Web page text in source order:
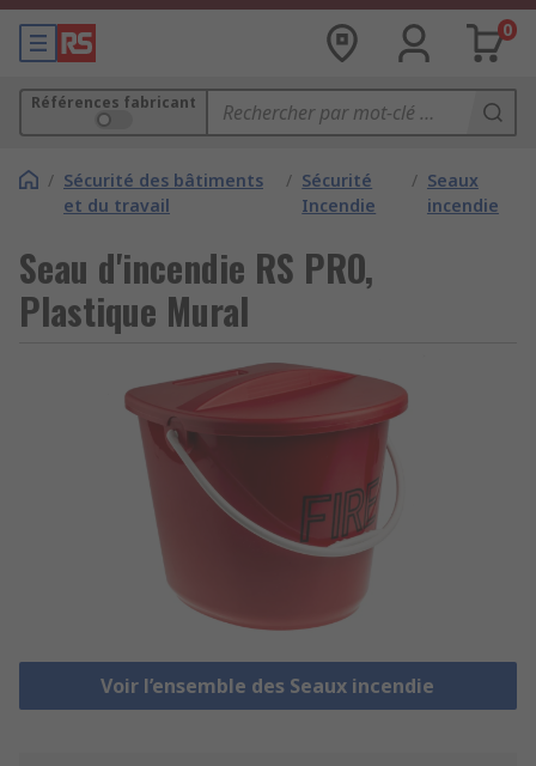
0
Références fabricant
/ Sécurité des bâtiments
et du travail
/ Sécurité
Incendie
/ Seaux
incendie
Seau d'incendie RS PRO,
Plastique Mural
Voir l’ensemble des Seaux incendie